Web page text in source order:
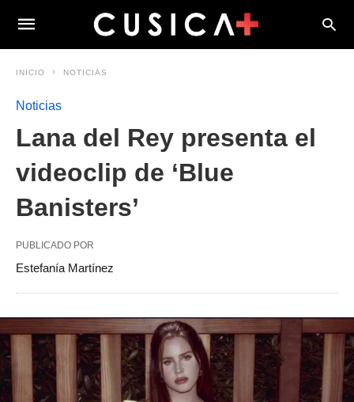
INICIO NOTICIAS
Noticias
Lana del Rey presenta el
videoclip de ‘Blue
Banisters’
PUBLICADO POR
Estefanía Martínez